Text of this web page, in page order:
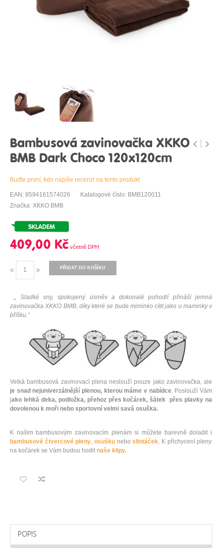
Bambusová zavinovačka XKKO
BMB Dark Choco 120x120cm
Buďte první, kdo napíše recenzi na tento produkt
EAN: 8594161574026
Katalogové číslo: BMB120011
Značka: XKKO BMB
409,00 Kč
PŘIDAT DO KOŠÍKU
„ Sladké sny, spokojený úsměv a dokonalé pohodlí přináší jemná
zavinovačka XKKO BMB, díky které se bude miminko cítit jako u maminky v
bříšku.“
Velká bambusová zavinovací plena neslouží pouze jako zavinovačka, ale
je snad nejuniverzálnější plenou, kterou máme v nabídce. Poslouží Vám
jako lehká deka, podložka, přehoz přes kočárek, šátek přes plavky na
dovolenou k moři nebo sportovní velmi savá osuška.
K našim bambusovým zavinovacím plenám si můžete barevně doladit i
bambusové čtvercové pleny,osušku neboslintáček. K přichycení pleny
na kočárek se Vám budou hodit naše klipy.
POPIS